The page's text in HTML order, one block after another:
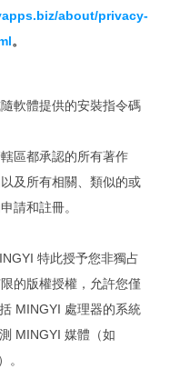
about/privacy-
。
軟體提供的安裝指令碼
區都承認的所有著作
及所有相關、類似的或
請和註冊。
特此授予您非獨占
的版權授權，允許您僅
MINGYI 處理器的系統
MINGYI 媒體（如
。